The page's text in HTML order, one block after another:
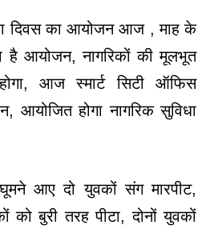
दिवस का आयोजन आज , माह के
है आयोजन, नागरिकों की मूलभूत
आज स्मार्ट सिटी ऑफिस
आयोजित होगा नागरिक सुविधा
आए दो युवकों संग मारपीट,
को बुरी तरह पीटा, दोनों युवकों